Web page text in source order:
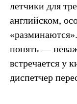
летчики для
английском,
понять —
встречается у
диспетчер